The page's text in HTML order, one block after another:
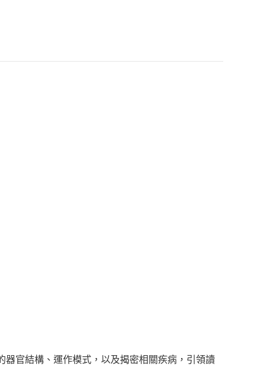
官結構、運作模式，以及揭密相關疾病，引領讀